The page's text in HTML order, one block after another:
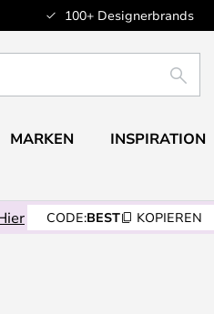
100+ Designerbrands
SUCHE
MARKEN INSPIRATION
CODE:BEST KOPIEREN